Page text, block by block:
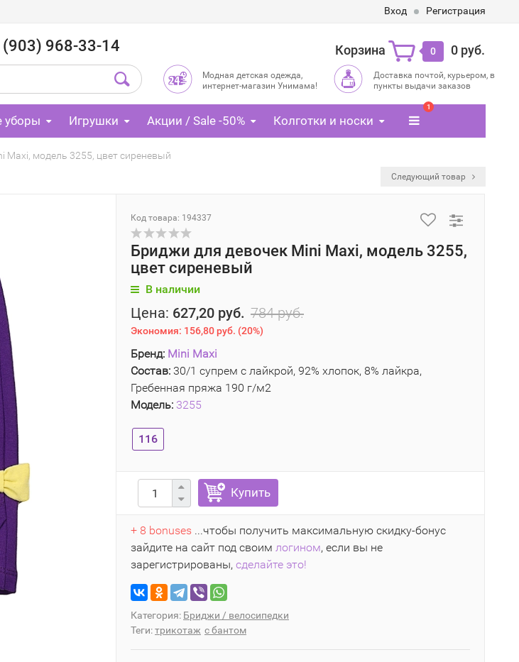
Вход Регистрация
(903) 968-33-14 Корзина 0 0 руб.
Модная детская одежда,
интернет-магазин Унимама!
Доставка почтой, курьером, в
пункты выдачи заказов
уборы Игрушки Акции / Sale -50% Колготки и носки
1
Maxi, модель 3255, цвет сиреневый
Следующий товар
Код товара: 194337
Бриджи для девочек Mini Maxi, модель 3255,
цвет сиреневый
В наличии
Цена: 627,20 руб. 784 руб.
Экономия: 156,80 руб. (20%)
Бренд: Mini Maxi
Состав: 30/1 супрем с лайкрой, 92% хлопок, 8% лайкра,
Гребенная пряжа 190 г/м2
Модель: 3255
116
Купить
+ 8 bonuses ...чтобы получить максимальную скидку-бонус
зайдите на сайт под своим логином, если вы не
зарегистрированы, сделайте это!
Категория: Бриджи / велосипедки
Теги:трикотаж с бантом